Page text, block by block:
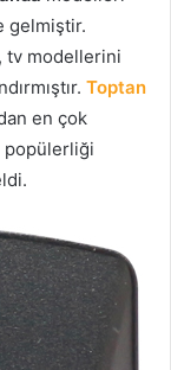
gelmiştir.
tv modellerini
Toptan
en çok
popülerliği